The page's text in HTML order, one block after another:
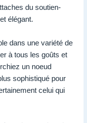
du soutien-
élégant.
dans une variété de
à tous les goûts et
un noeud
sophistiqué pour
celui qui